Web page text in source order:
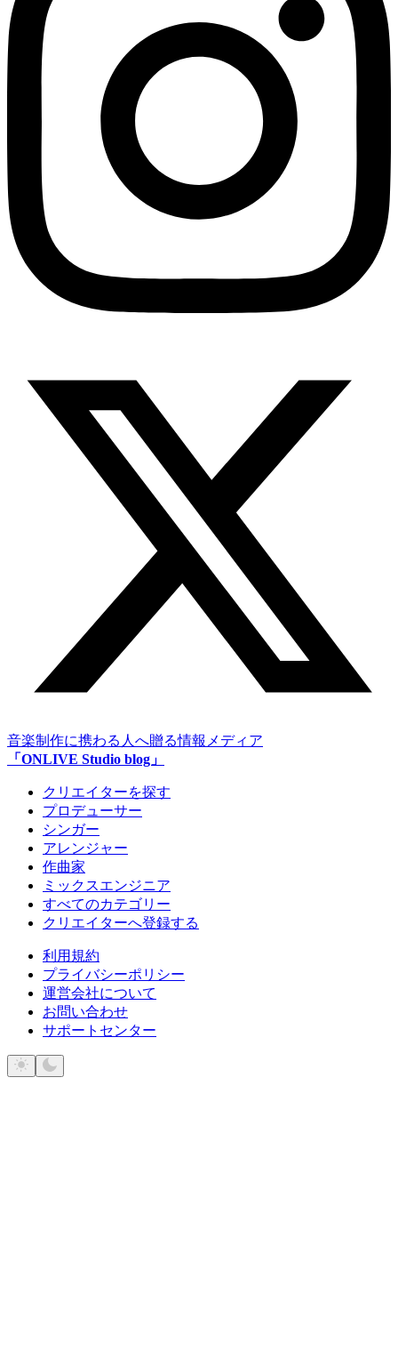
音楽制作に携わる人へ贈る情報メディア
「ONLIVE Studio blog」
クリエイターを探す
プロデューサー
シンガー
アレンジャー
作曲家
ミックスエンジニア
すべてのカテゴリー
クリエイターへ登録する
利用規約
プライバシーポリシー
運営会社について
お問い合わせ
サポートセンター